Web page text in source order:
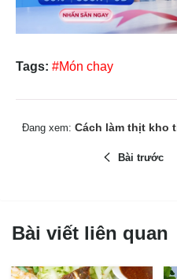
Tags: #Món chay
Đang xem: Cách làm thịt kho tiêu
Bài trước
Bài viết liên quan